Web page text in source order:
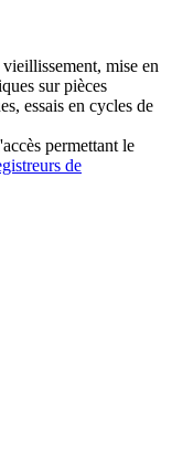
mise en
sur pièces
essais en cycles de
permettant le
de